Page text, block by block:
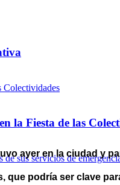
la Fiesta de las
ayer en la ciudad y
que podría ser clave